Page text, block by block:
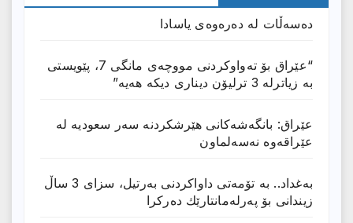
دەسەڵات لە دەرەوەی یاسادا
“عێراق بۆ تەواوکردنی مووچەی مانگى 7، پێویستی
بە زیاترلە 3 ترلیۆن دیناری دیکە هەیە”
عێراق: بانگەشەكانی هێرشكردنە سەر سعودیە لە
عێراقەوە نەسەلماون
بەغداد.. بە تۆمەتی داواكردنی بەرتیل، سزای 3 ساڵ
زیندانی بۆ پەرلەمانتارێك دەركرا